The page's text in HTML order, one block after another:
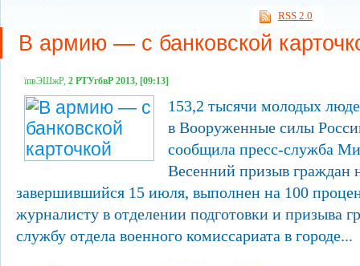
RSS 2.0
В армию — с банковской
їпвЭШжР, 2 РТУгбвР 2013, [09:13]
153,2 тысячи молодых
в Вооруженные силы
сообщила пресс-служба
Весенний призыв граждан
завершившийся 15 июля, выполнен на 100
журналисту в отделении подготовки и призыва
службу отдела военного комиссариата в городе...